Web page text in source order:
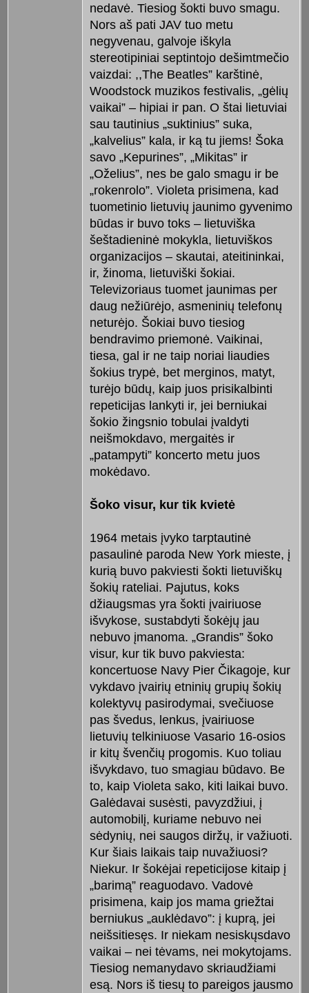
nedavė. Tiesiog šokti buvo smagu.
Nors aš pati JAV tuo metu
negyvenau, galvoje iškyla
stereotipiniai septintojo dešimtmečio
vaizdai: ,,The Beatles” karštinė,
Woodstock muzikos festivalis, „gėlių
vaikai” – hipiai ir pan. O štai lietuviai
sau tautinius „suktinius” suka,
„kalvelius” kala, ir ką tu jiems! Šoka
savo „Kepurines”, „Mikitas” ir
„Oželius”, nes be galo smagu ir be
„rokenrolo”. Violeta prisimena, kad
tuometinio lietuvių jaunimo gyvenimo
būdas ir buvo toks – lietuviška
šeštadieninė mokykla, lietuviškos
organizacijos – skautai, ateitininkai,
ir, žinoma, lietuviški šokiai.
Televizoriaus tuomet jaunimas per
daug nežiūrėjo, asmeninių telefonų
neturėjo. Šokiai buvo tiesiog
bendravimo priemonė. Vaikinai,
tiesa, gal ir ne taip noriai liaudies
šokius trypė, bet merginos, matyt,
turėjo būdų, kaip juos prisikalbinti
repeticijas lankyti ir, jei berniukai
šokio žingsnio tobulai įvaldyti
neišmokdavo, mergaitės ir
„patampyti” koncerto metu juos
mokėdavo.
Šoko visur, kur tik kvietė
1964 metais įvyko tarptautinė
pasaulinė paroda New York mieste, į
kurią buvo pakviesti šokti lietuviškų
šokių rateliai. Pajutus, koks
džiaugsmas yra šokti įvairiuose
išvykose, sustabdyti šokėjų jau
nebuvo įmanoma. „Grandis” šoko
visur, kur tik buvo pakviesta:
koncertuose Navy Pier Čikagoje, kur
vykdavo įvairių etninių grupių šokių
kolektyvų pasirodymai, svečiuose
pas švedus, lenkus, įvairiuose
lietuvių telkiniuose Vasario 16-osios
ir kitų švenčių progomis. Kuo toliau
išvykdavo, tuo smagiau būdavo. Be
to, kaip Violeta sako, kiti laikai buvo.
Galėdavai susėsti, pavyzdžiui, į
automobilį, kuriame nebuvo nei
sėdynių, nei saugos diržų, ir važiuoti.
Kur šiais laikais taip nuvažiuosi?
Niekur. Ir šokėjai repeticijose kitaip į
„barimą” reaguodavo. Vadovė
prisimena, kaip jos mama griežtai
berniukus „auklėdavo”: į kuprą, jei
neišsitiesęs. Ir niekam nesiskųsdavo
vaikai – nei tėvams, nei mokytojams.
Tiesiog nemanydavo skriaudžiami
esą. Nors iš tiesų to pareigos jausmo